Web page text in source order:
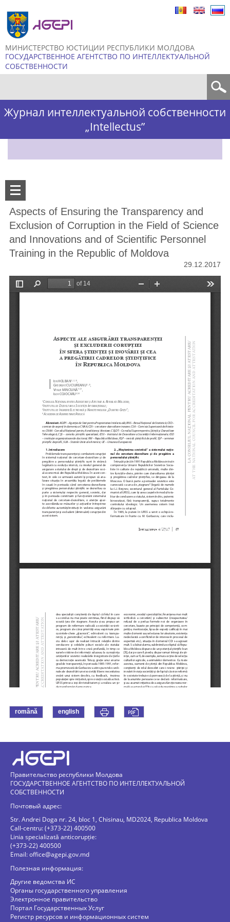
МИНИСТЕРСТВО ЮСТИЦИИ РЕСПУБЛИКИ МОЛДОВА
ГОСУДАРСТВЕННОЕ АГЕНТСТВО ПО ИНТЕЛЛЕКТУАЛЬНОЙ
СОБСТВЕННОСТИ
Журнал интеллектуальной собственности
„Intellectus”
Aspects of Ensuring the Transparency and
Exclusion of Corruption in the Field of Science
and Innovations and of Scientific Personnel
Training in the Republic of Moldova
29.12.2017
română english
Правительство республики Молдова
ГОСУДАРСТВЕННОЕ АГЕНТСТВО ПО ИНТЕЛЛЕКТУАЛЬНОЙ
СОБСТВЕННОСТИ
Почтовый адрес:
Str. Andrei Doga nr. 24, bloc 1, Chisinau, MD2024, Republica Moldova
Call-centru: (+373-22) 400500
Linia specializată anticorupție:
(+373-22) 400500
Email:office@agepi.gov.md
Полезная информация:
Другие ведомства ИС
Органы государственного управления
Электронное правительство
Портал Государственных Услуг
Регистр ресурсов и информационных систем